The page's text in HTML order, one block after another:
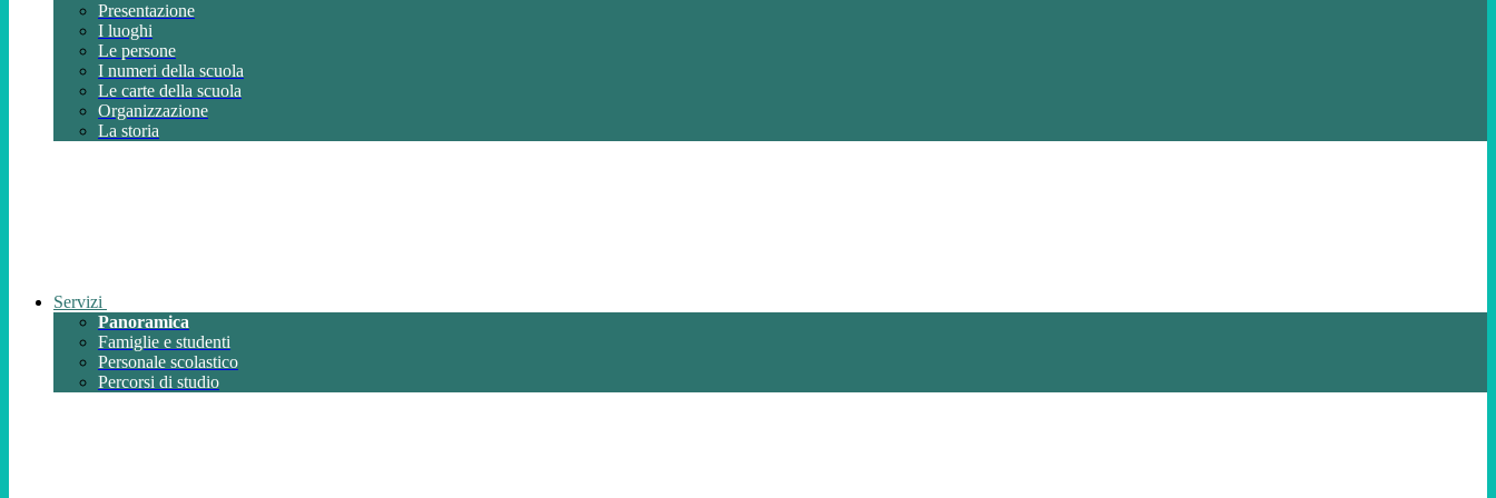
Presentazione
I luoghi
Le persone
I numeri della scuola
Le carte della scuola
Organizzazione
La storia
Servizi
Panoramica
Famiglie e studenti
Personale scolastico
Percorsi di studio